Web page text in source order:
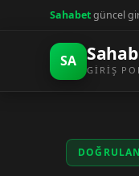
Sahabetgüncel
SA
GIRIŞ